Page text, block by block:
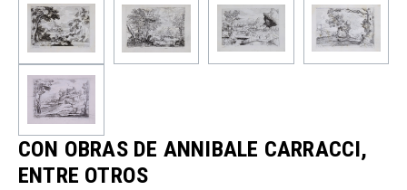
CON OBRAS DE ANNIBALE CARRACCI,
ENTRE OTROS